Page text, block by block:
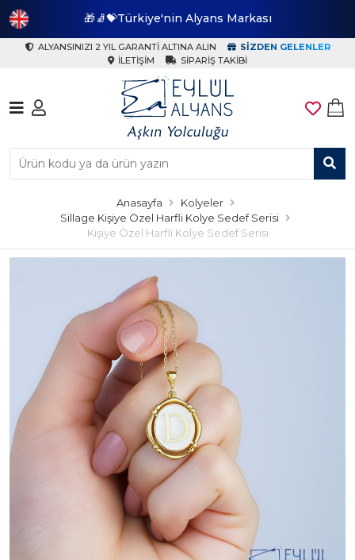
🎁🧦💝Türkiye'nin Alyans Markası
ALYANSINIZI 2 YIL GARANTI ALTINA ALIN
SIZDEN GELENLER
İLETIŞIM
SIPARIŞ TAKIBI
Anasayfa
Kolyeler
Sillage Kişiye Özel Harfli Kolye Sedef Serisi
Kişiye Özel Harfli Kolye Sedef Serisi